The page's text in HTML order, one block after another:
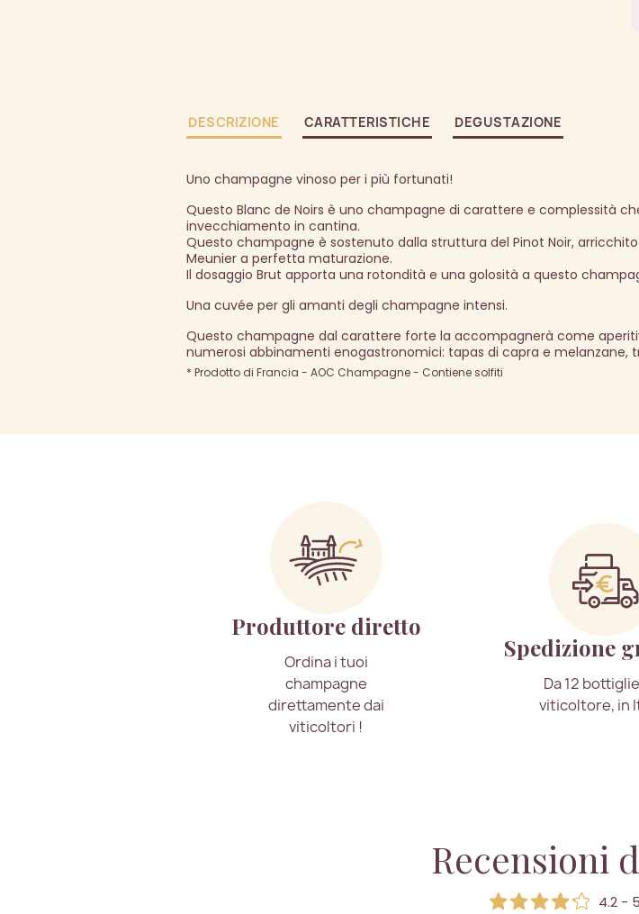
DESCRIZIONE CARATTERISTICHE DEGUSTAZIONE
Uno champagne vinoso per i più fortunati!
Questo Blanc de Noirs è uno champagne di carattere e complessità
invecchiamento in cantina.
Questo champagne è sostenuto dalla struttura del Pinot Noir,
Meunier a perfetta maturazione.
Il dosaggio Brut apporta una rotondità e una golosità a questo
Una cuvée per gli amanti degli champagne intensi.
Questo champagne dal carattere forte la accompagnerà come
numerosi abbinamenti enogastronomici: tapas di capra e melanzane,
* Prodotto di Francia - AOC Champagne - Contiene solfiti
Produttore diretto
Ordina i tuoi
champagne
direttamente dai
viticoltori !
Spedizione
Da 12
viticoltore, in
Recensioni
4.2 -